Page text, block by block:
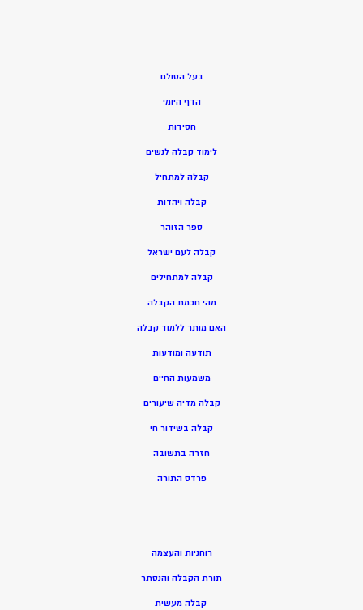
בעל הסולם
הדף היומי
חסידות
לימוד קבלה לנשים
קבלה למתחיל
קבלה ויהדות
ספר הזוהר
קבלה לעם ישראל
קבלה למתחילים
מהי חכמת הקבלה
האם מותר ללמוד קבלה
תודעה ומודעות
משמעות החיים
קבלה מדיה שיעורים
קבלה בשידור חי
חזרה בתשובה
פרדס התורה
רוחניות והעצמה
תורת הקבלה והנסתר
קבלה מעשית